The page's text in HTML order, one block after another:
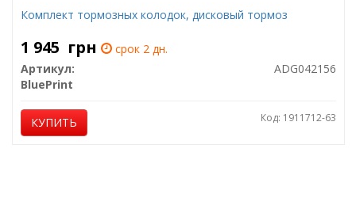
Комплект тормозных колодок, дисковый тормоз
1 945 грн
срок 2 дн.
Артикул:
ADG042156
BluePrint
КУПИТЬ Код: 1911712-63